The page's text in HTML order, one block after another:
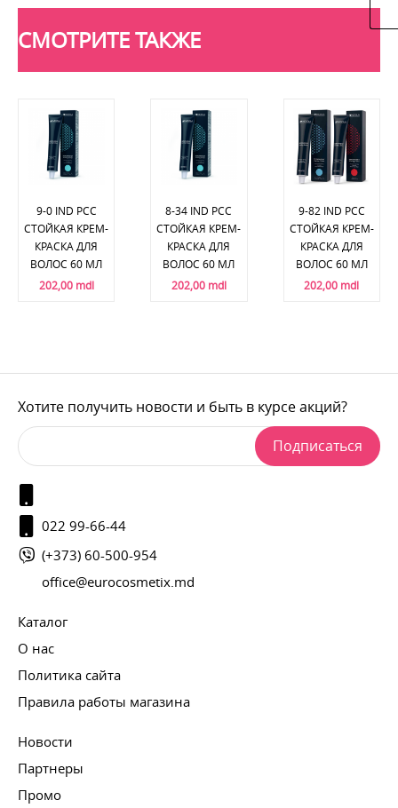
СМОТРИТЕ ТАКЖЕ
9-0 IND PCC
СТОЙКАЯ КРЕМ-
КРАСКА ДЛЯ
ВОЛОС 60 МЛ
202,00 mdl
8-34 IND PCC
СТОЙКАЯ КРЕМ-
КРАСКА ДЛЯ
ВОЛОС 60 МЛ
202,00 mdl
9-82 IND PCC
СТОЙКАЯ КРЕМ-
КРАСКА ДЛЯ
ВОЛОС 60 МЛ
202,00 mdl
Хотите получить новости и быть в курсе акций?
Подписаться
022 99-66-44
(+373) 60-500-954
office@eurocosmetix.md
Каталог
О нас
Политика сайта
Правила работы магазина
Новости
Партнеры
Промо